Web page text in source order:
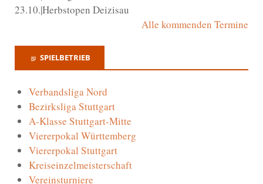
23.10.|Herbstopen Deizisau
Alle kommenden Termine
SPIELBETRIEB
Verbandsliga Nord
Bezirksliga Stuttgart
A-Klasse Stuttgart-Mitte
Viererpokal Württemberg
Viererpokal Stuttgart
Kreiseinzelmeisterschaft
Vereinsturniere